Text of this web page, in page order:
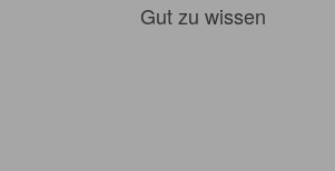
Gut zu wissen